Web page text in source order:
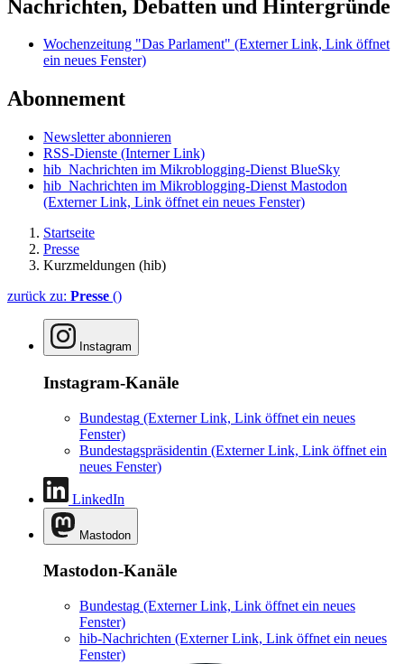
Nachrichten, Debatten und Hintergründe
Wochenzeitung "Das Parlament" (Externer Link, Link öffnet
ein neues Fenster)
Abonnement
Newsletter abonnieren
RSS-Dienste (Interner Link)
hib_Nachrichten im Mikroblogging-Dienst BlueSky
hib_Nachrichten im Mikroblogging-Dienst Mastodon
(Externer Link, Link öffnet ein neues Fenster)
Startseite
Presse
Kurzmeldungen (hib)
zurück zu: Presse ()
Instagram
Instagram-Kanäle
Bundestag (Externer Link, Link öffnet ein neues
Fenster)
Bundestagspräsidentin (Externer Link, Link öffnet ein
neues Fenster)
LinkedIn
Mastodon
Mastodon-Kanäle
Bundestag (Externer Link, Link öffnet ein neues
Fenster)
hib-Nachrichten (Externer Link, Link öffnet ein neues
Fenster)